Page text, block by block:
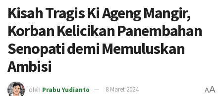
Kisah Tragis Ki Ageng Mangir,
Korban Kelicikan Panembahan
Senopati demi Memuluskan
Ambisi
oleh Prabu Yudianto 8 Maret 2024 AA